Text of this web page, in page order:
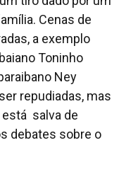
Cenas de
a exemplo
Toninho
Ney
repudiadas, mas
está salva de
debates sobre o